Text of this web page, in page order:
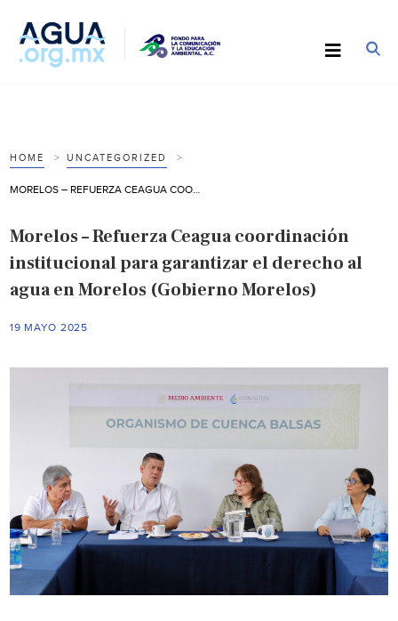
HOME UNCATEGORIZED
Morelos – Refuerza Ceagua coordinación
institucional para garantizar el derecho al
agua en Morelos (Gobierno Morelos)
19 MAYO 2025